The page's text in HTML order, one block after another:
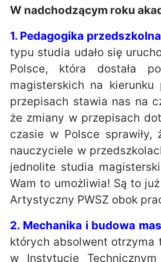
W nadchodzącym roku
1. Pedagogika
typu studia udało się
Polsce, która dostała
magisterskich na
przepisach stawia nas na
że zmiany w przepisach
czasie w Polsce
nauczyciele w
jednolite studia
Wam to umożliwia! Są to
Artystyczny PWSZ obok
2. Mechanika i budowa
których absolwent otrzyma
w Instytucie